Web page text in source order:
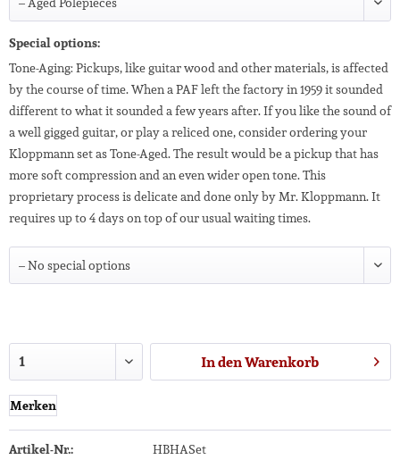
Special options:
Tone-Aging: Pickups, like guitar wood and other materials, is affected
by the course of time. When a PAF left the factory in 1959 it sounded
different to what it sounded a few years after. If you like the sound of
a well gigged guitar, or play a reliced one, consider ordering your
Kloppmann set as Tone-Aged. The result would be a pickup that has
more soft compression and an even wider open tone. This
proprietary process is delicate and done only by Mr. Kloppmann. It
requires up to 4 days on top of our usual waiting times.
In denWarenkorb
Merken
Artikel-Nr.: HBHASet